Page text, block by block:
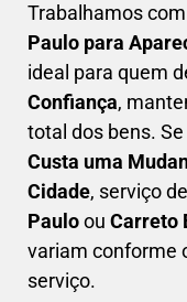
Trabalhamos com
Paulo para
ideal para quem
Confiança,
total dos bens.
Custa uma
Cidade, serviço de
Pauloou Carreto
variam conforme
serviço.